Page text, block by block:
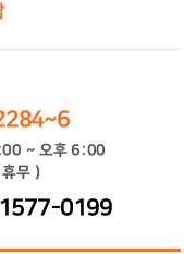
~ 오후 6:00
휴무 )
1577-0199